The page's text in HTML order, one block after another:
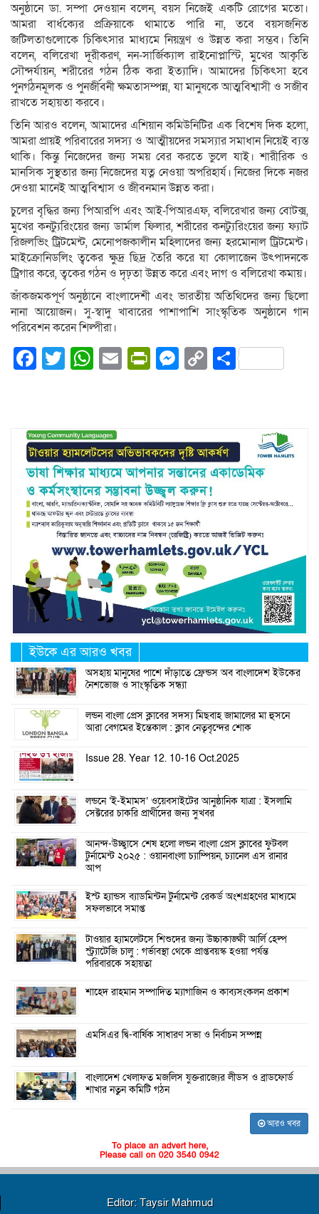
অনুষ্ঠানে ডা. সম্পা দেওয়ান বলেন, বয়স নিজেই একটি রোগের মতো।
আমরা বার্ধক্যের প্রক্রিয়াকে থামাতে পারি না, তবে বয়সজনিত
জটিলতাগুলোকে চিকিৎসার মাধ্যমে নিয়ন্ত্রণ ও উন্নত করা সম্ভব। তিনি
বলেন, বলিরেখা দূরীকরণ, নন-সার্জিক্যাল রাইনোপ্লাস্টি, মুখের আকৃতি
সৌন্দর্যায়ন, শরীরের গঠন ঠিক করা ইত্যাদি। আমাদের চিকিৎসা হবে
পুনর্গঠনমূলক ও পুনর্জীবনী ক্ষমতাসম্পন্ন, যা মানুষকে আত্মবিশ্বাসী ও সজীব
রাখতে সহায়তা করবে।
তিনি আরও বলেন, আমাদের এশিয়ান কমিউনিটির এক বিশেষ দিক হলো,
আমরা প্রায়ই পরিবারের সদস্য ও আত্মীয়দের সমস্যার সমাধান নিয়েই ব্যস্ত
থাকি। কিন্তু নিজেদের জন্য সময় বের করতে ভুলে যাই। শারীরিক ও
মানসিক সুস্থতার জন্য নিজেদের যত্ন নেওয়া অপরিহার্য। নিজের দিকে নজর
দেওয়া মানেই আত্মবিশ্বাস ও জীবনমান উন্নত করা।
চুলের বৃদ্ধির জন্য পিআরপি এবং আই-পিআরএফ, বলিরেখার জন্য বোটক্স,
মুখের কনট্যুরিংয়ের জন্য ডার্মাল ফিলার, শরীরের কনট্যুরিংয়ের জন্য ফ্যাট
রিজলভিং ট্রিটমেন্ট, মেনোপজকালীন মহিলাদের জন্য হরমোনাল ট্রিটমেন্ট।
মাইক্রোনিডলিং ত্বকের ক্ষুদ্র ছিদ্র তৈরি করে যা কোলাজেন উৎপাদনকে
ট্রিগার করে, ত্বকের গঠন ও দৃঢ়তা উন্নত করে এবং দাগ ও বলিরেখা কমায়।
জাঁকজমকপূর্ণ অনুষ্ঠানে বাংলাদেশী এবং ভারতীয় অতিথিদের জন্য ছিলো
নানা আয়োজন। সু-স্বাদু খাবারের পাশাপাশি সাংস্কৃতিক অনুষ্ঠানে গান
পরিবেশন করেন শিল্পীরা।
Facebook
Twitter
WhatsApp
EmailPrintFriendly
Messenger
CopyShare
ইউকে এর আরও খবর
অসহায় মানুষের পাশে দাঁড়াতে ফ্রেন্ডস অব বাংলাদেশ ইউকের
নৈশভোজ ও সাংস্কৃতিক সন্ধ্যা
লন্ডন বাংলা প্রেস ক্লাবের সদস্য মিছবাহ জামালের মা হুসনে
আরা বেগমের ইন্তেকাল : ক্লাব নেতৃবৃন্দের শোক
Issue 28. Year 12. 10-16 Oct.2025
লন্ডনে ‘ই-ইমামস’ ওয়েবসাইটের আনুষ্ঠানিক যাত্রা : ইসলামি
সেক্টরের চাকরি প্রার্থীদের জন্য সুখবর
আনন্দ-উচ্ছ্বাসে শেষ হলো লন্ডন বাংলা প্রেস ক্লাবের ফুটবল
টুর্নামেন্ট ২০২৫ : ওয়ানবাংলা চ্যাম্পিয়ন, চ্যানেল এস রানার
আপ
ইস্ট হ্যান্ডস ব্যাডমিন্টন টুর্নামেন্ট রেকর্ড অংশগ্রহণের মাধ্যমে
সফলভাবে সমাপ্ত
টাওয়ার হ্যামলেটসে শিশুদের জন্য উচ্চাকাঙ্ক্ষী আর্লি হেল্প
স্ট্র্যাটেজি চালু : গর্ভাবস্থা থেকে প্রাপ্তবয়স্ক হওয়া পর্যন্ত
পরিবারকে সহায়তা
শাহেদ রাহমান সম্পাদিত ম্যাগাজিন ও কাব্যসংকলন প্রকাশ
এমসিএর দ্বি-বার্ষিক সাধারণ সভা ও নির্বাচন সম্পন্ন
বাংলাদেশ খেলাফত মজলিস যুক্তরাজ্যের লীডস ও ব্রাডফোর্ড
শাখার নতুন কমিটি গঠন
আরও খবর
To place an advert here,
Please call on 020 3540 0942
Editor: Taysir Mahmud